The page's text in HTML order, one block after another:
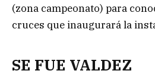
(zona campeonato) para
cruces que inaugurará la
SE FUE VALDEZ